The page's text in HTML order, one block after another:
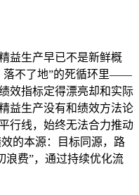
益生产早已不是新鲜概
落不了地”的死循环里——
效指标定得漂亮却和实际
益生产没有和绩效方法论
行线，始终无法合力推动
的本源：目标同源，路
浪费”，通过持续优化流